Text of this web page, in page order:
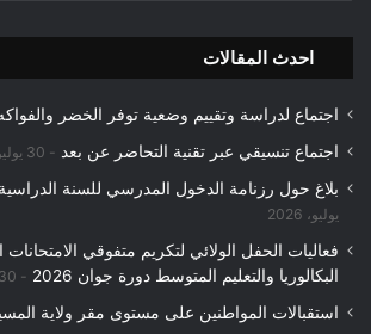
احدث المقالات
اجتماع لدراسة وتقييم وضعية توفر الخضر
اجتماع تنسيقي عبر تقنية التحاضر عن بعد 30 يوليو، 2026
بلاغ حول رزنامة الدخول المدرسي للسنة الدراسية 2026-2027
يوليو، 2026
فعاليات الحفل الولائي لتكريم متفوقي
البكالوريا والتعليم المتوسط دورة جوان 2026
30 يوليو، 2026
استقبالات المواطنين على مستوى مقر ولاية